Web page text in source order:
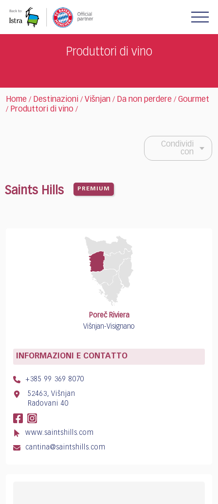
note:
Produttori di vino
Home / Destinazioni / Višnjan / Da non perdere / Gourmet
/ Produttori di vino /
Condividi
con
Saints Hills PREMIUM
Poreč Riviera
Višnjan-Visignano
INFORMAZIONI E CONTATTO
+385 99 369 8070
52463, Višnjan
Radovani 40
www.saintshills.com
cantina@saintshills.com